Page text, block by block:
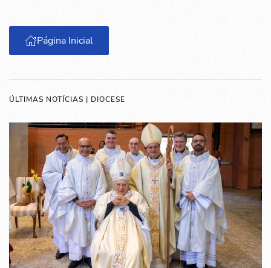
Página Inicial
ÚLTIMAS NOTÍCIAS | DIOCESE